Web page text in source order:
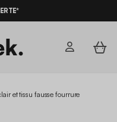
LECODE SUMMER10
et tissu fausse fourrure